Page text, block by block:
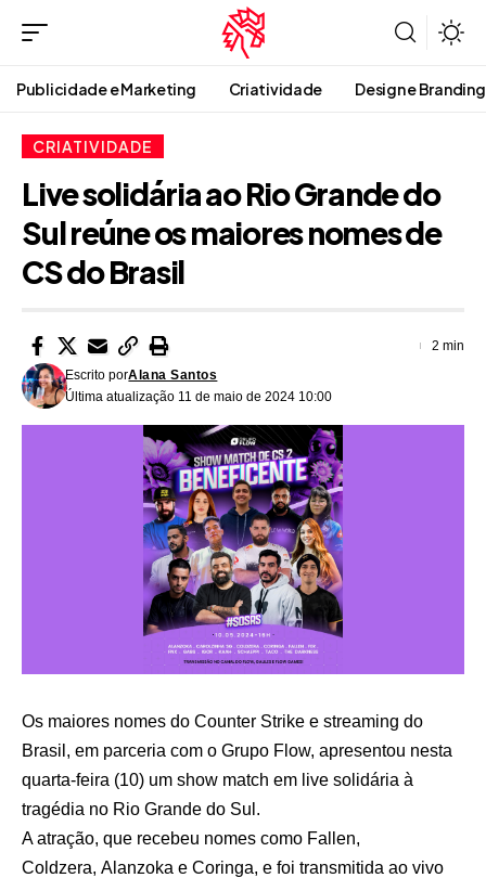
Publicidade e Marketing Criatividade Design e Branding
CRIATIVIDADE
Live solidária ao Rio Grande do
Sul reúne os maiores nomes de
CS do Brasil
Última atualização 11 de maio de 2024 10:00
Escrito porAlana Santos
2 min
Os maiores nomes do Counter Strike e streaming do
Brasil, em parceria com o Grupo Flow, apresentou nesta
quarta-feira (10) um show match em live solidária à
tragédia no Rio Grande do Sul.
A atração, que recebeu nomes como Fallen,
Coldzera, Alanzoka e Coringa, e foi transmitida ao vivo